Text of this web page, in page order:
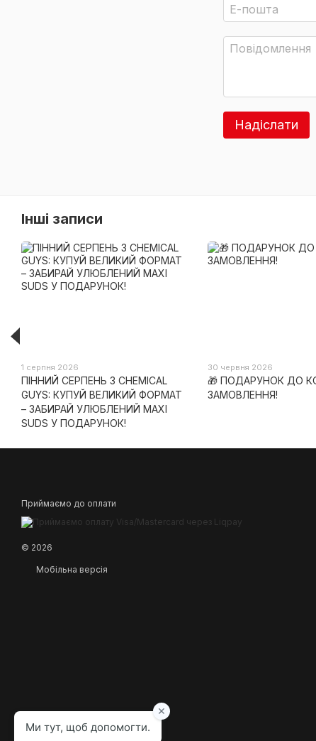
Надіслати
Інші записи
1 серпня 2026
ПІННИЙ СЕРПЕНЬ З CHEMICAL
GUYS: КУПУЙ ВЕЛИКИЙ ФОРМАТ
– ЗАБИРАЙ УЛЮБЛЕНИЙ MAXI
SUDS У ПОДАРУНОК!
30 червня 2026
🎁 ПОДАРУНОК ДО
ЗАМОВЛЕННЯ!
Приймаємо до оплати
© 2026
Мобільна версія